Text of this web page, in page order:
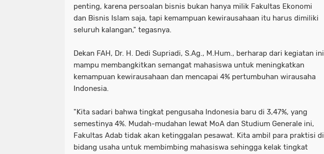
penting, karena persoalan bisnis bukan hanya milik Fakultas Ekonomi
dan Bisnis Islam saja, tapi kemampuan kewirausahaan itu harus dimiliki
seluruh kalangan," tegasnya.
Dekan FAH, Dr. H. Dedi Supriadi, S.Ag., M.Hum., berharap dari kegiatan ini
mampu membangkitkan semangat mahasiswa untuk meningkatkan
kemampuan kewirausahaan dan mencapai 4% pertumbuhan wirausaha
Indonesia.
"Kita sadari bahwa tingkat pengusaha Indonesia baru di 3,47%, yang
semestinya 4%. Mudah-mudahan lewat MoA dan Studium Generale ini,
Fakultas Adab tidak akan ketinggalan pesawat. Kita ambil para praktisi di
bidang usaha untuk membimbing mahasiswa sehingga kelak tingkat